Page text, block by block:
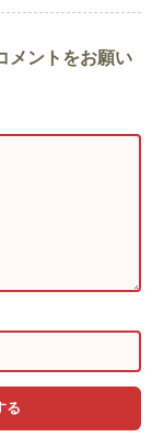
メントをお願い